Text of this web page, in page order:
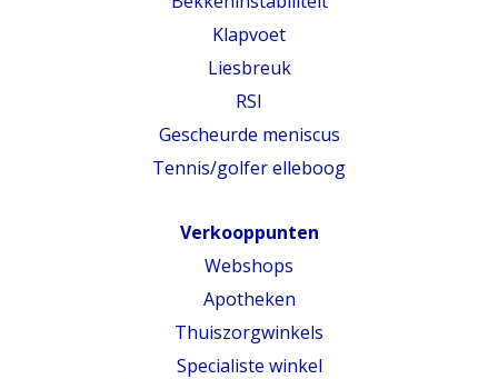
Klapvoet
Liesbreuk
RSI
Gescheurde meniscus
Tennis/golfer elleboog
Verkooppunten
Webshops
Apotheken
Thuiszorgwinkels
Specialiste winkel